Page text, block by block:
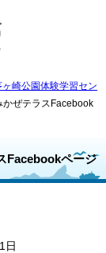
ヶ崎公園体験学習セン
ぜテラスFacebook
Facebookページ
日